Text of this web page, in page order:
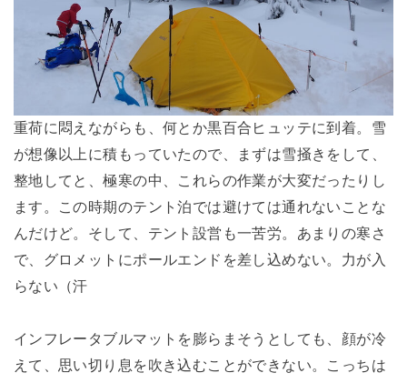
重荷に悶えながらも、何とか黒百合ヒュッテに到着。雪
が想像以上に積もっていたので、まずは雪掻きをして、
整地してと、極寒の中、これらの作業が大変だったりし
ます。この時期のテント泊では避けては通れないことな
んだけど。そして、テント設営も一苦労。あまりの寒さ
で、グロメットにポールエンドを差し込めない。力が入
らない（汗
インフレータブルマットを膨らまそうとしても、顔が冷
えて、思い切り息を吹き込むことができない。こっちは